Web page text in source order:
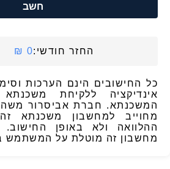
חשב
החזר חודשי:0 ₪
כל החישובים הינם הערכות
אינדיקציה ללקיחת
המשכנתא. חברת אביסרור משה
מחוייב למחשבון משכנתא
ההלוואה ולא באופן
מחשבון זה מוטלת על המשתמש